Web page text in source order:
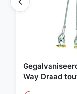
Way Draad